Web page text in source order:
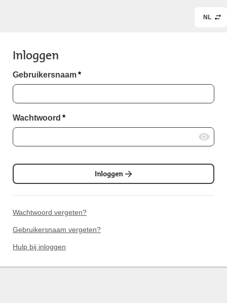
NL
Inloggen
Gebruikersnaam*
Wachtwoord *
Inloggen
Wachtwoord vergeten?
Gebruikersnaam vergeten?
Hulp bij inloggen